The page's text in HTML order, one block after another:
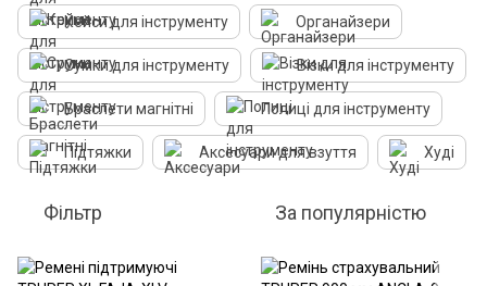
Кейси для інструменту Органайзери
Сумки для інструменту Візки для інструменту
Браслети магнітні Полиці для інструменту
Підтяжки Аксесуари для взуття Худі
Фільтр За популярністю